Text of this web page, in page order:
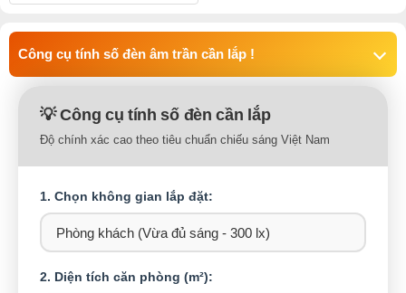
Công cụ tính số đèn âm trần cần lắp !
💡 Công cụ tính số đèn cần lắp
Độ chính xác cao theo tiêu chuẩn chiếu sáng Việt Nam
1. Chọn không gian lắp đặt:
2. Diện tích căn phòng (m²):